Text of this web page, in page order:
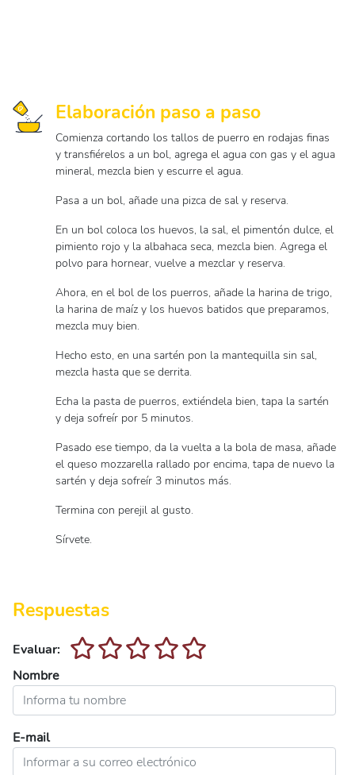
Elaboración paso a paso
Comienza cortando los tallos de puerro en rodajas finas
y transfiérelos a un bol, agrega el agua con gas y el agua
mineral, mezcla bien y escurre el agua.
Pasa a un bol, añade una pizca de sal y reserva.
En un bol coloca los huevos, la sal, el pimentón dulce, el
pimiento rojo y la albahaca seca, mezcla bien. Agrega el
polvo para hornear, vuelve a mezclar y reserva.
Ahora, en el bol de los puerros, añade la harina de trigo,
la harina de maíz y los huevos batidos que preparamos,
mezcla muy bien.
Hecho esto, en una sartén pon la mantequilla sin sal,
mezcla hasta que se derrita.
Echa la pasta de puerros, extiéndela bien, tapa la sartén
y deja sofreír por 5 minutos.
Pasado ese tiempo, da la vuelta a la bola de masa, añade
el queso mozzarella rallado por encima, tapa de nuevo la
sartén y deja sofreír 3 minutos más.
Termina con perejil al gusto.
Sírvete.
Respuestas
Evaluar:
Nombre
E-mail